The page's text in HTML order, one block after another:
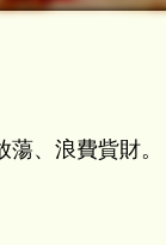
、浪費貲財。